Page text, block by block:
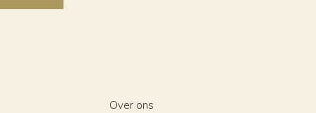
Over ons